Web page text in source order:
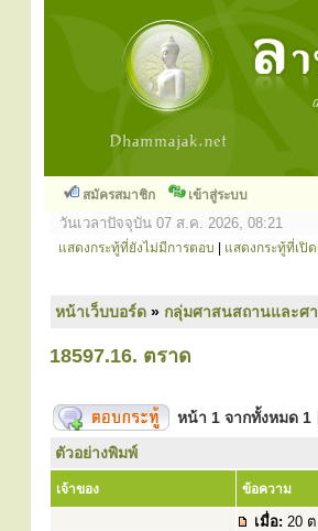
สมัครสมาชิก เข้าสู่ระบบ
วันเวลาปัจจุบัน 07 ส.ค. 2026, 08:21
แสดงกระทู้ที่ยังไม่มีการตอบ แสดงกระทู้ที่เปิ
หน้าเว็บบอร์ด » กลุ่มศาสนสถานและศ
18597.16. ตราด
หน้า 1 จากทั้งหมด 1
ตัวอย่างพิมพ์
เจ้าของ ข้อความ
เมื่อ: 20